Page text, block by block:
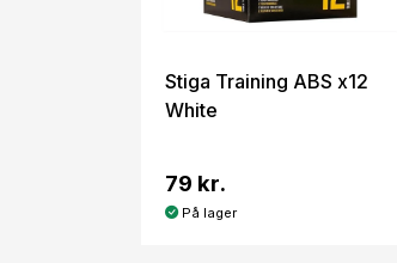
Stiga Training ABS x12
White
79 kr.
På lager